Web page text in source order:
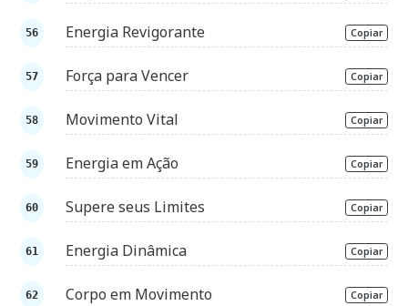
Energia Revigorante Copiar
Força para Vencer Copiar
Movimento Vital Copiar
Energia em Ação Copiar
Supere seus Limites Copiar
Energia Dinâmica Copiar
Corpo em Movimento Copiar